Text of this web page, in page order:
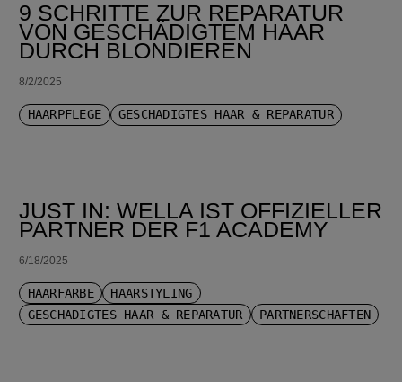
9 SCHRITTE ZUR REPARATUR
VON GESCHÄDIGTEM HAAR
DURCH BLONDIEREN
8/2/2025
HAARPFLEGE GESCHÄDIGTES HAAR & REPARATUR
JUST IN: WELLA IST OFFIZIELLER
PARTNER DER F1 ACADEMY
6/18/2025
HAARFARBE
HAARSTYLING
GESCHÄDIGTES HAAR & REPARATUR
PARTNERSCHAFTEN